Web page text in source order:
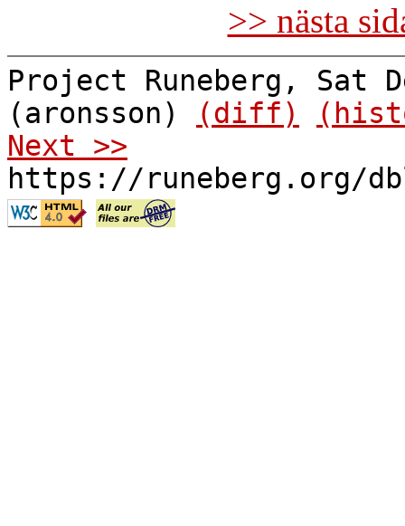
>> nästa
Project Runeberg, Sat
(aronsson)
(diff)
Next >>
https://runeberg.org/